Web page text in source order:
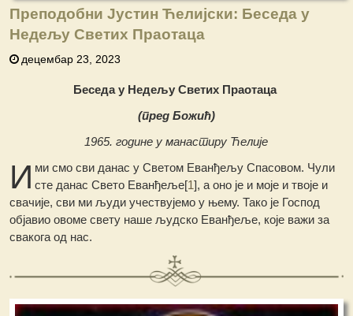
Преподобни Јустин Ћелијски: Беседа у
Недељу Светих Праотаца
децембар 23, 2023
Беседа у Недељу Светих Праотаца
(пред Божић)
1965. године у манастиру Ћелије
И ми смо сви данас у Светом Еванђељу Спасовом. Чули
сте данас Свето Еванђеље[1], а оно је и моје и твоје и
свачије, сви ми људи учествујемо у њему. Тако је Господ
објавио овоме свету наше људско Еванђеље, које важи за
свакога од нас.